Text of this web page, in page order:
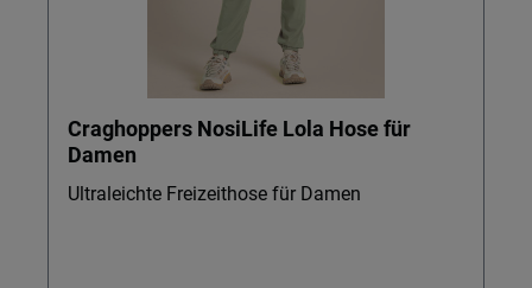
Craghoppers NosiLife Lola Hose für
Damen
Ultraleichte Freizeithose für Damen